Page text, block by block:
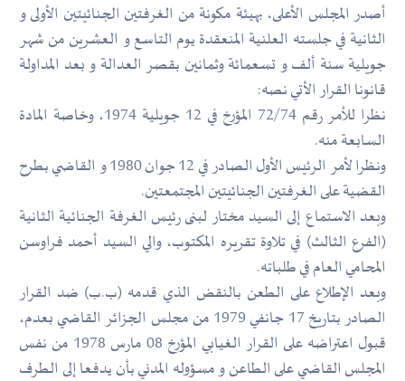
أصدر المجلس الأعلى، بهيئة مكونة من الغرفتين الجنائيتين الأولى و
الثانية في جلسته العلنية المنعقدة يوم التاسع و العشرين من شهر
جويلية سنة ألف و تسعمائة وثمانين بقصر العدالة و بعد المداولة
قانونا القرار الأتي نصه:
نظرا للأمر رقم 72/74 المؤرخ في 12 جويلية 1974، وخاصة المادة
السابعة منه.
ونظرا لأمر الرئيس الأول الصادر في 12 جوان 1980 و القاضي بطرح
القضية على الغرفتين الجنائيتين المجتمعتين.
وبعد الاستماع إلى السيد مختار لبنى رئيس الغرفة الجنائية الثانية
(الفرع الثالث) في تلاوة تقريره المكتوب، والي السيد أحمد فراوسن
المحامي العام في طلباته.
وبعد الإطلاع على الطعن بالنقض الذي قدمه (ب.ب) ضد القرار
الصادر بتاريخ 17 جانفي 1979 من مجلس الجزائر القاضي بعدم،
قبول اعتراضه على القرار الغيابي المؤرخ 08 مارس 1978 من نفس
المجلس القاضي على الطاعن و مسؤوله المدني بأن يدفعا إلى الطرف